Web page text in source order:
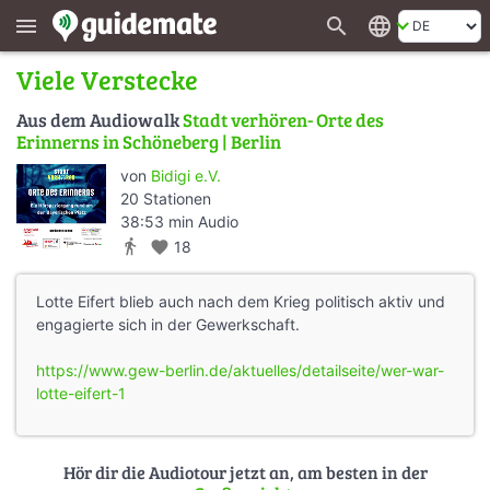
menu search language
Viele Verstecke
Aus dem AudiowalkStadt verhören- Orte des
Erinnerns in Schöneberg | Berlin
von Bidigi e.V.
20 Stationen
38:53 min Audio
directions_walk favorite 18
Lotte Eifert blieb auch nach dem Krieg politisch aktiv und
engagierte sich in der Gewerkschaft.
https://www.gew-berlin.de/aktuelles/detailseite/wer-war-
lotte-eifert-1
Hör dir die Audiotour jetzt an, am besten in der